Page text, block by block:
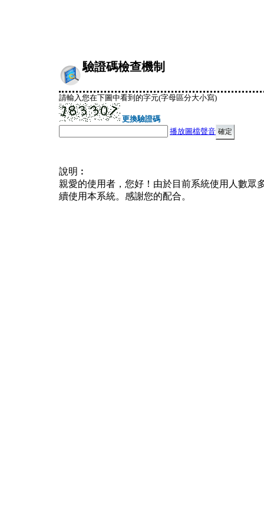
驗證碼檢查機制
請輸入您在下圖中看到的字元(字母區分大小寫)
更換驗證碼
播放圖檔聲音
說明︰
親愛的使用者，您好！由於目前系統使用人數眾
續使用本系統。感謝您的配合。